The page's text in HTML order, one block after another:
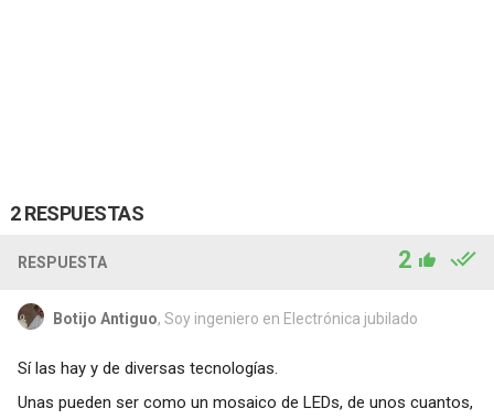
2 RESPUESTAS
RESPUESTA 2
Botijo Antiguo, Soy ingeniero en Electrónica jubilado
Sí las hay y de diversas tecnologías.
Unas pueden ser como un mosaico de LEDs, de unos cuantos,